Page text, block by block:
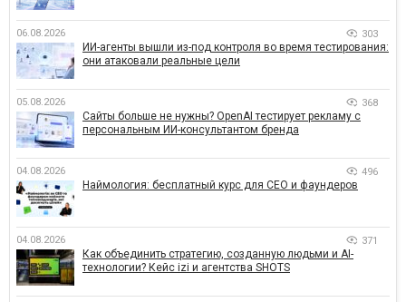
06.08.2026 303
ИИ-агенты вышли из-под контроля во время тестирования:
они атаковали реальные цели
05.08.2026 368
Сайты больше не нужны? OpenAI тестирует рекламу с
персональным ИИ-консультантом бренда
04.08.2026 496
Наймология: бесплатный курс для CEO и фаундеров
04.08.2026 371
Как объединить стратегию, созданную людьми и AI-
технологии? Кейс izi и агентства SHOTS